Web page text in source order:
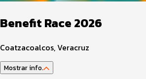
Benefit Race 2026
Coatzacoalcos, Veracruz
Mostrar info.